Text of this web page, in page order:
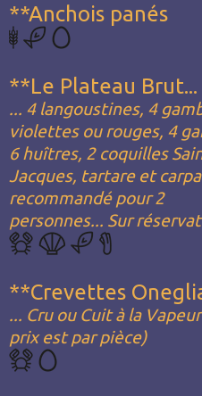
**Anchois panés
**Le Plateau Brut...
... 4 langoustines, 4
violettes ou rouges, 4
6 huîtres, 2 coquilles
Jacques, tartare et
recommandé pour 2
personnes... Sur
**Crevettes
... Cru ou Cuit à la
prix est par pièce)